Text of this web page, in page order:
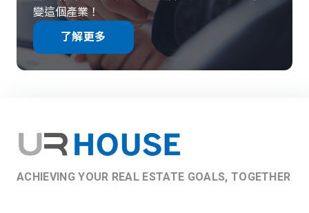
變這個產業！
了解更多
ACHIEVING YOUR REAL ESTATE GOALS, TOGETHER